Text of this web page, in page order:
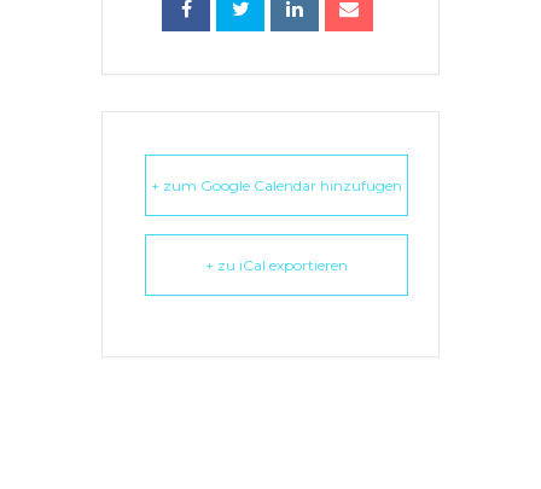
+ zum Google Calendar hinzufügen
+ zu iCal exportieren